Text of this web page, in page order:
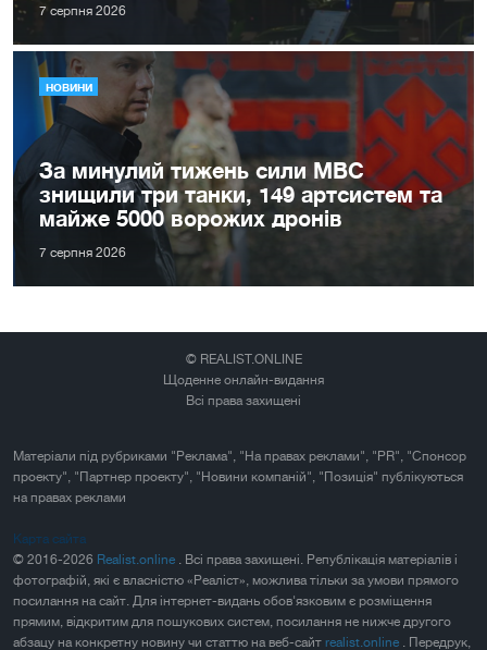
7 серпня 2026
НОВИНИ
За минулий тижень сили МВС
знищили три танки, 149 артсистем та
майже 5000 ворожих дронів
7 серпня 2026
© REALIST.ONLINE
Щоденне онлайн-видання
Всі права захищені
Матеріали під рубриками "Реклама", "На правах реклами", "PR", "Спонсор
проекту", "Партнер проекту", "Новини компаній", "Позиція" публікуються
на правах реклами
Карта сайта
© 2016-2026 Realist.online . Всі права захищені. Републікація матеріалів і
фотографій, які є власністю «Реаліст», можлива тільки за умови прямого
посилання на сайт. Для інтернет-видань обов'язковим є розміщення
прямим, відкритим для пошукових систем, посилання не нижче другого
абзацу на конкретну новину чи статтю на веб-сайт realist.online . Передрук,